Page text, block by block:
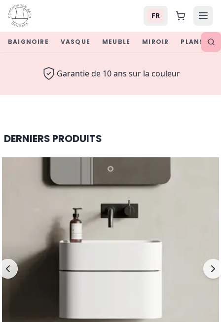
FR
BAIGNOIRE VASQUE MEUBLE MIROIR PLANS
Retour sous 30 jours
DERNIERS PRODUITS